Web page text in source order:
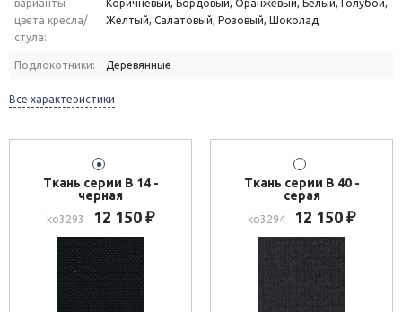
варианты
цвета кресла/
стула:
Коричневый, Бордовый, Оранжевый, Белый, Голубой,
Желтый, Салатовый, Розовый, Шоколад
Подлокотники: Деревянные
Все характеристики
Ткань серии В 14 -
черная
ko3293 12 150 ₽
Ткань серии В 40 -
серая
ko3294 12 150 ₽